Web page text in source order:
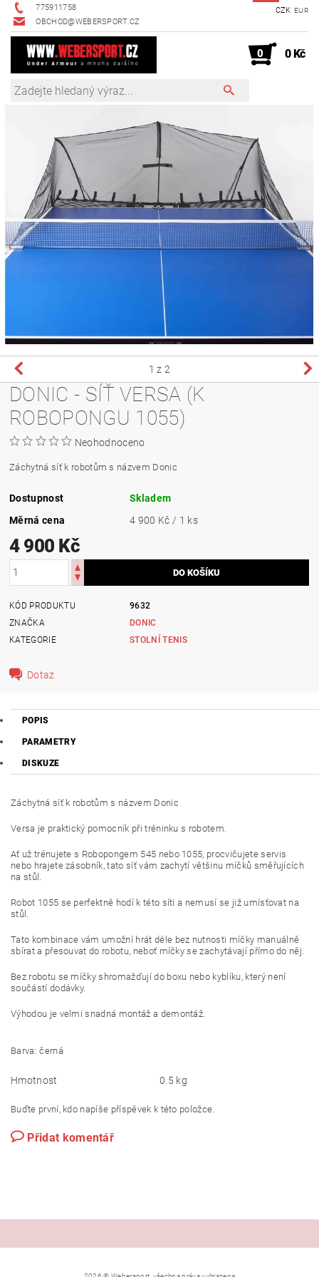
775911758
OBCHOD@WEBERSPORT.CZ
CZK EUR
0 0 Kč
1 z 2
DONIC - SÍŤ VERSA (K
ROBOPONGU 1055)
Neohodnoceno
Záchytná síť k robotům s názvem Donic
Dostupnost
Skladem
Měrná cena
4 900 Kč / 1 ks
4 900 Kč
KÓD PRODUKTU
9632
ZNAČKA
DONIC
KATEGORIE
STOLNÍ TENIS
Dotaz
POPIS
PARAMETRY
DISKUZE
Záchytná síť k robotům s názvem Donic
Versa je praktický pomocník při tréninku s robotem.
Ať už trénujete s Robopongem 545 nebo 1055, procvičujete servis
nebo hrajete zásobník, tato síť vám zachytí většinu míčků směřujících
na stůl.
Robot 1055 se perfektně hodí k této síti a nemusí se již umísťovat na
stůl.
Tato kombinace vám umožní hrát déle bez nutnosti míčky manuálně
sbírat a přesouvat do robotu, neboť míčky se zachytávají přímo do něj.
Bez robotu se míčky shromažďují do boxu nebo kyblíku, který není
součástí dodávky.
Výhodou je velmi snadná montáž a demontáž.
Barva: černá
Hmotnost 0.5 kg
Buďte první, kdo napíše příspěvek k této položce.
Přidat komentář